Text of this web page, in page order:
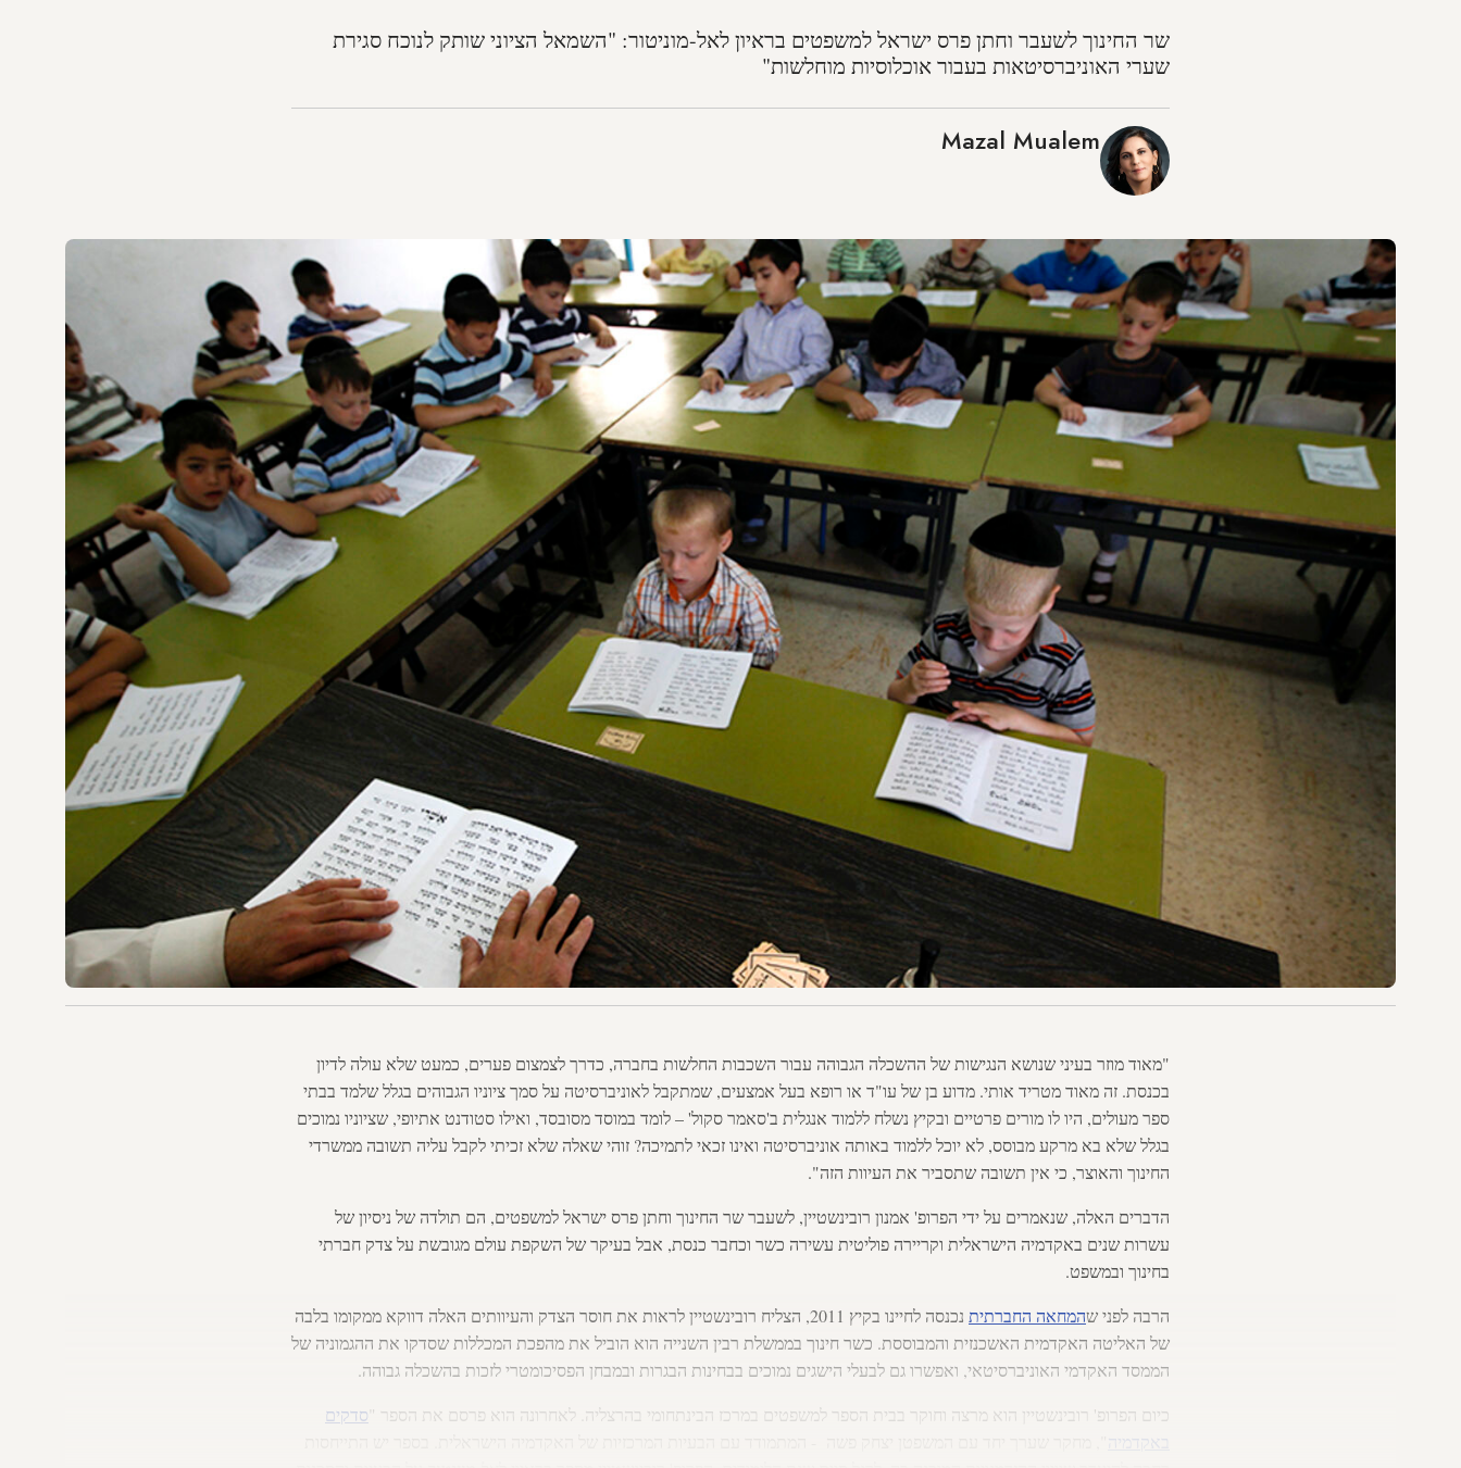
שר החינוך לשעבר וחתן פרס ישראל למשפטים בראיון לאל-מוניטור: "השמאל הציוני שותק לנוכח סגירת
שערי האוניברסיטאות בעבור אוכלוסיות מוחלשות"
Mazal Mualem
"מאוד מוזר בעיני שנושא הנגישות של ההשכלה הגבוהה עבור השכבות החלשות בחברה, כדרך לצמצום פערים, כמעט שלא עולה לדיון
בכנסת. זה מאוד מטריד אותי. מדוע בן של עו"ד או רופא בעל אמצעים, שמתקבל לאוניברסיטה על סמך ציוניו הגבוהים בגלל שלמד בבתי
ספר מעולים, היו לו מורים פרטיים ובקיץ נשלח ללמוד אנגלית ב'סאמר סקול' – לומד במוסד מסובסד, ואילו סטודנט אתיופי, שציוניו נמוכים
בגלל שלא בא מרקע מבוסס, לא יוכל ללמוד באותה אוניברסיטה ואינו זכאי לתמיכה? זוהי שאלה שלא זכיתי לקבל עליה תשובה ממשרדי
החינוך והאוצר, כי אין תשובה שתסביר את העיוות הזה".
הדברים האלה, שנאמרים על ידי הפרופ' אמנון רובינשטיין, לשעבר שר החינוך וחתן פרס ישראל למשפטים, הם תולדה של ניסיון של
עשרות שנים באקדמיה הישראלית וקריירה פוליטית עשירה כשר וכחבר כנסת, אבל בעיקר של השקפת עולם מגובשת על צדק חברתי
בחינוך ובמשפט.
הרבה לפני שהמחאה החברתית
נכנסה לחיינו בקיץ 2011, הצליח רובינשטיין לראות את חוסר הצדק והעיוותים האלה דווקא ממקומו בלבה
של האליטה האקדמית האשכנזית והמבוססת. כשר חינוך בממשלת רבין השנייה הוא הוביל את מהפכת המכללות שסדקו את ההגמוניה של
הממסד האקדמי האוניברסיטאי, ואפשרו גם לבעלי הישגים נמוכים בבחינות הבגרות ובמבחן הפסיכומטרי לזכות בהשכלה גבוהה.
כיום הפרופ' רובינשטיין הוא מרצה וחוקר בבית הספר למשפטים במרכז הבינתחומי בהרצליה. לאחרונה הוא פרסם את הספר " סדקים
באקדמיה